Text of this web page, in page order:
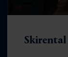
Skirental